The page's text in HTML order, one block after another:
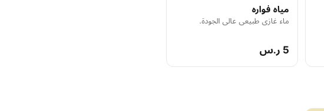
مياه فواره
ماء غازي طبيعي عالي الجودة.
5 ر.س